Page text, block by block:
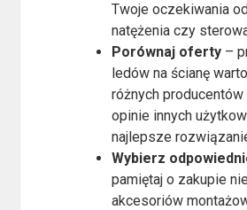
Twoje oczekiwania
natężenia czy
Porównaj oferty –
ledów na ścianę
różnych
opinie innych
najlepsze
Wybierz
pamiętaj o zakupie
akcesoriów